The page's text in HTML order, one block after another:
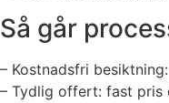
Så går
– Kostnadsfri
– Tydlig offert: fast pris